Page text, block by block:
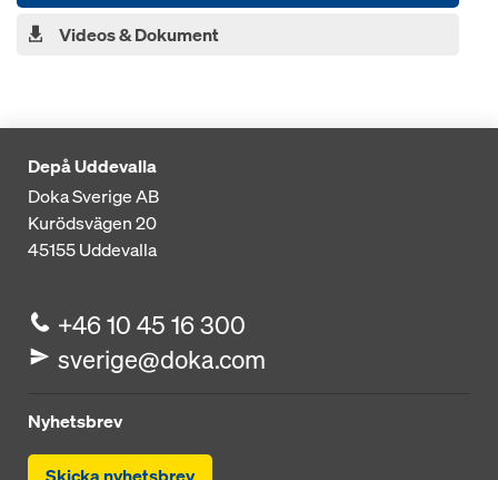
Videos & Dokument
Depå Uddevalla
Doka Sverige AB
Kurödsvägen 20
45155Uddevalla
+46 10 45 16 300
sverige@doka.com
Nyhetsbrev